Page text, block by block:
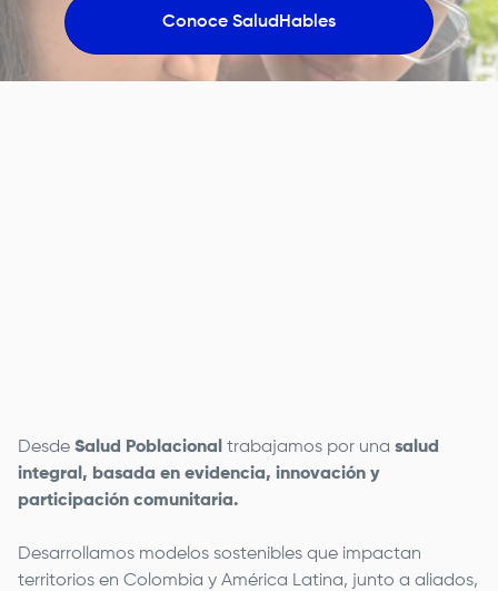
Conoce SaludHables
Desde Salud Poblacional trabajamos por una salud
integral, basada en evidencia, innovación y
participación comunitaria.
Desarrollamos modelos sostenibles que impactan
territorios en Colombia y América Latina, junto a aliados,